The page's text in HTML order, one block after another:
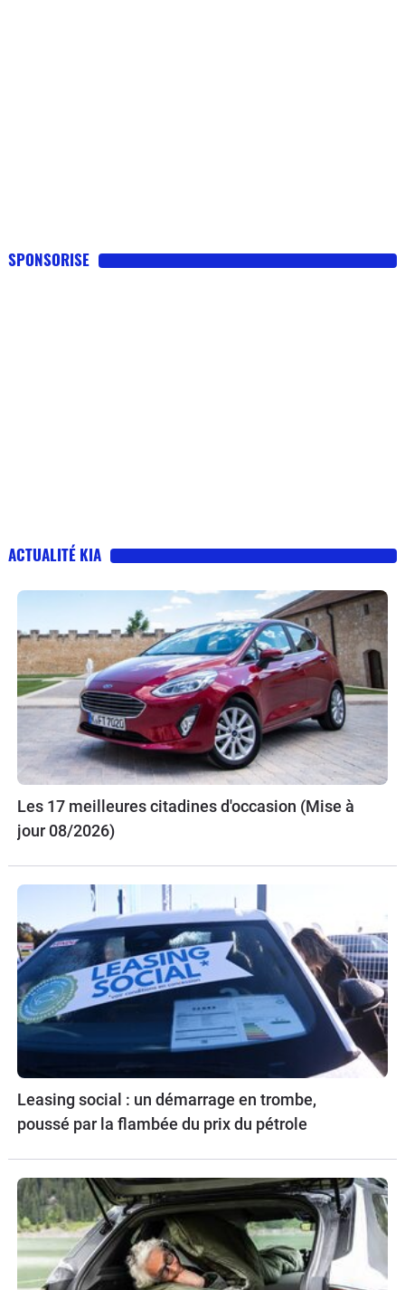
SPONSORISE
ACTUALITÉ KIA
Les 17 meilleures citadines d'occasion (Mise à
jour 08/2026)
Leasing social : un démarrage en trombe,
poussé par la flambée du prix du pétrole